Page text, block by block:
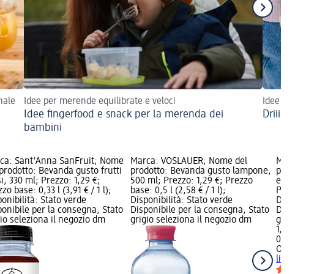
Idee per merende equilibrate e veloci
Idee fingerfood e snack per la merenda dei
bambini
Idee per
Driiin... è
Sant'Anna SanFruit; Nome
Bevanda gusto frutti
330 ml; Prezzo: 1,29 €;
base: 0,33 l (3,91 € / 1 l);
Stato verde
per la consegna, Stato
seleziona il negozio dm
Marca: VÖSLAUER; Nome del
prodotto: Bevanda gusto lampone,
500 ml; Prezzo: 1,29 €; Prezzo
base: 0,5 l (2,58 € / 1 l);
Disponibilità: Stato verde
Disponibile per la consegna, Stato
grigio seleziona il negozio dm
Marca:
prodotto:
e zenzero,
Prezzo
Disponibile
grigio
1,89 €
0,275 l
OLD
limone e